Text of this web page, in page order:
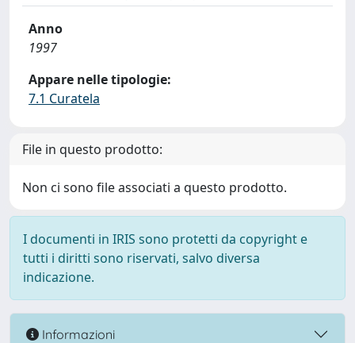
Anno
1997
Appare nelle tipologie:
7.1 Curatela
File in questo prodotto:
Non ci sono file associati a questo prodotto.
I documenti in IRIS sono protetti da copyright e
tutti i diritti sono riservati, salvo diversa
indicazione.
Informazioni